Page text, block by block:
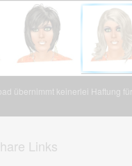
übernimmt keinerlei Haftung
Links